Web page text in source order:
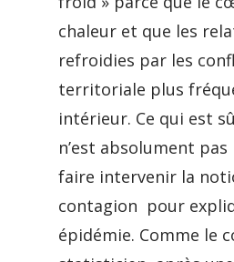
chaleur et que les
refroidies par les
territoriale plus
intérieur. Ce qui est
n’est absolument pas
faire intervenir la
contagion pour
épidémie. Comme le